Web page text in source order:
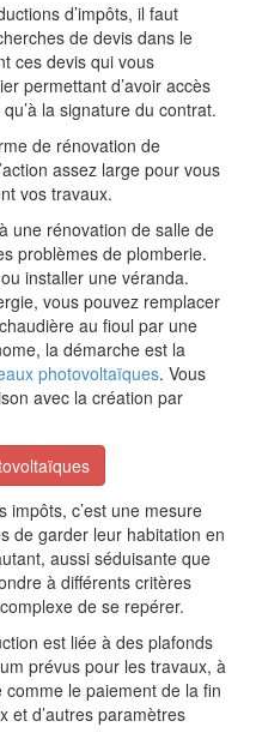
d’impôts, il faut
de devis dans le
ces devis qui vous
permettant d’avoir accès
la signature du contrat.
de rénovation de
assez large pour vous
vos travaux.
une rénovation de salle de
problèmes de plomberie.
installer une véranda.
vous pouvez remplacer
au fioul par une
la démarche est la
photovoltaïques. Vous
avec la création par
impôts, c’est une mesure
de garder leur habitation en
aussi séduisante que
à différents critères
de se repérer.
est liée à des plafonds
prévus pour les travaux, à
comme le paiement de la fin
et d’autres paramètres